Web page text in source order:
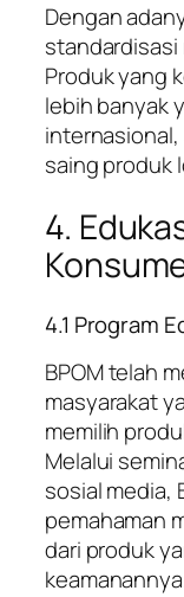
Dengan
standardisasi
Produk yang
lebih banyak
saing produk
4.
4.1 Program
BPOM telah
masyarakat
memilih
Melalui
sosial media,
pemahaman
dari produk